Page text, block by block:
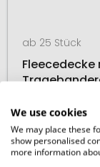
ab 25 Stück
Fleecedecke
17. August
We use cookies
We may place these
show personalised
more information